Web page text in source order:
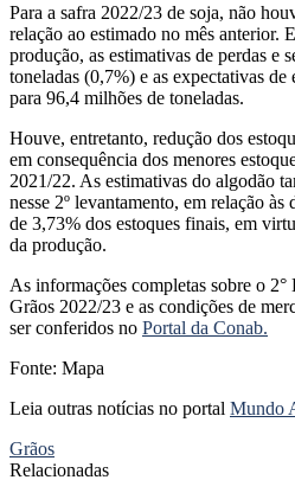
Para a safra 2022/23 de soja, não
relação ao estimado no mês anterior.
produção, as estimativas de perdas e
toneladas (0,7%) e as expectativas
para 96,4 milhões de toneladas.
Houve, entretanto, redução dos
em consequência dos menores
2021/22. As estimativas do algodão
nesse 2º levantamento, em relação às
de 3,73% dos estoques finais, em
da produção.
As informações completas sobre o
Grãos 2022/23 e as condições de
ser conferidos no Portal da Conab.
Fonte: Mapa
Leia outras notícias no portal Mundo
Grãos
Relacionadas